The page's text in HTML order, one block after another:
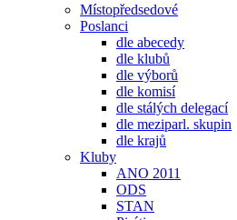
Místopředsedové
Poslanci
dle abecedy
dle klubů
dle výborů
dle komisí
dle stálých delegací
dle meziparl. skupin
dle krajů
Kluby
ANO 2011
ODS
STAN